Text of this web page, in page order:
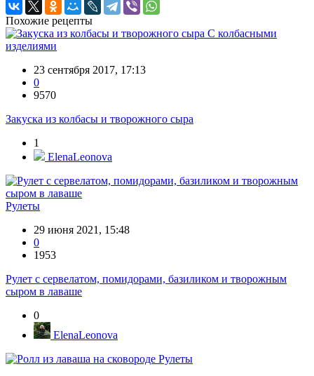
Похожие рецепты
С колбасными
изделиями
23 сентября 2017, 17:13
0
9570
Закуска из колбасы и творожного сыра
1
ElenaLeonova
Рулеты
29 июня 2021, 15:48
0
1953
Рулет с сервелатом, помидорами, базиликом и творожным
сыром в лаваше
0
ElenaLeonova
Рулеты